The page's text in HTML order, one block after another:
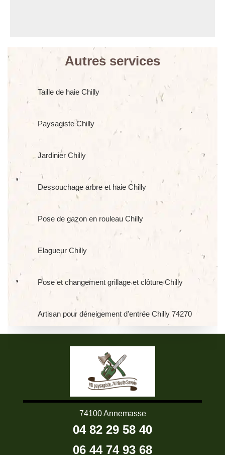
Autres services
Taille de haie Chilly
Paysagiste Chilly
Jardinier Chilly
Dessouchage arbre et haie Chilly
Pose de gazon en rouleau Chilly
Elagueur Chilly
Pose et changement grillage et clôture Chilly
Artisan pour déneigement d'entrée Chilly 74270
74100 Annemasse
04 82 29 58 40
06 44 74 93 68